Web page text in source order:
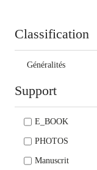
Classification
Généralités
Support
E_BOOK
PHOTOS
Manuscrit